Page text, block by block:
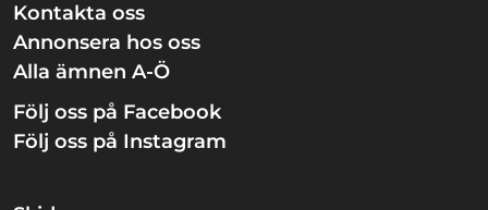
Kontakta oss
Annonsera hos oss
Alla ämnen A-Ö
Följ oss på Facebook
Följ oss på Instagram